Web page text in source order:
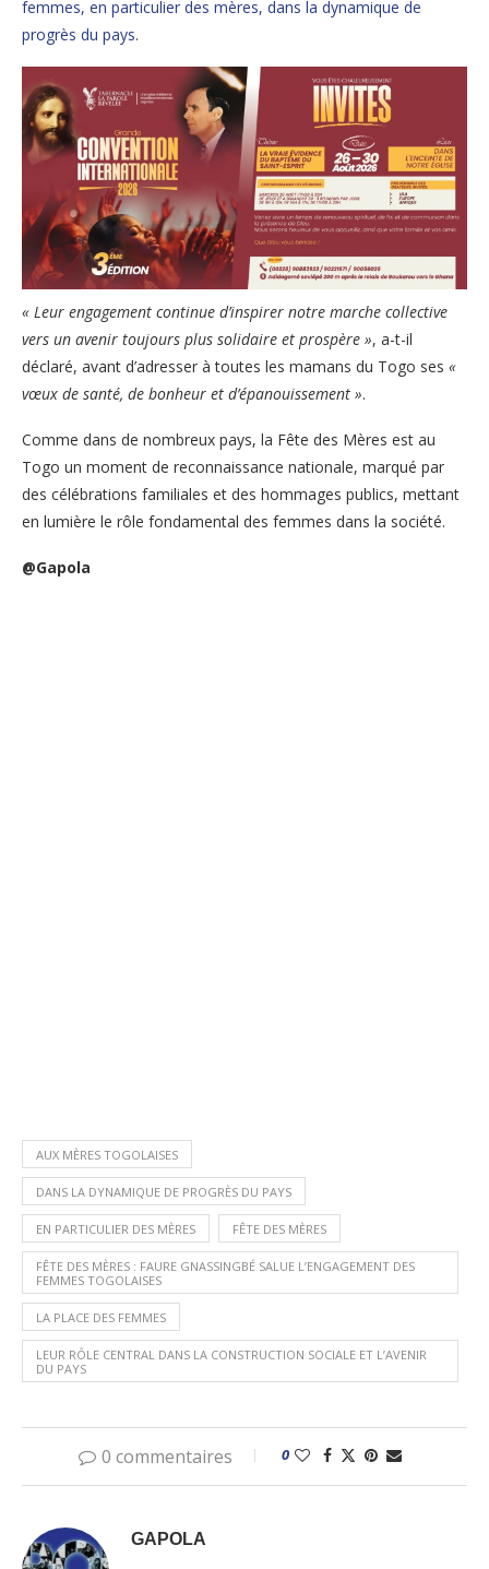
femmes, en particulier des mères, dans la dynamique de
progrès du pays.
« Leur engagement continue d’inspirer notre marche collective
vers un avenir toujours plus solidaire et prospère », a-t-il
déclaré, avant d’adresser à toutes les mamans du Togo ses «
vœux de santé, de bonheur et d’épanouissement ».
Comme dans de nombreux pays, la Fête des Mères est au
Togo un moment de reconnaissance nationale, marqué par
des célébrations familiales et des hommages publics, mettant
en lumière le rôle fondamental des femmes dans la société.
@Gapola
AUX MÈRES TOGOLAISES
DANS LA DYNAMIQUE DE PROGRÈS DU PAYS
EN PARTICULIER DES MÈRES FÊTE DES MÈRES
FÊTE DES MÈRES : FAURE GNASSINGBÉ SALUE L’ENGAGEMENT DES
FEMMES TOGOLAISES
LA PLACE DES FEMMES
LEUR RÔLE CENTRAL DANS LA CONSTRUCTION SOCIALE ET L’AVENIR
DU PAYS
0 commentaires 0
GAPOLA